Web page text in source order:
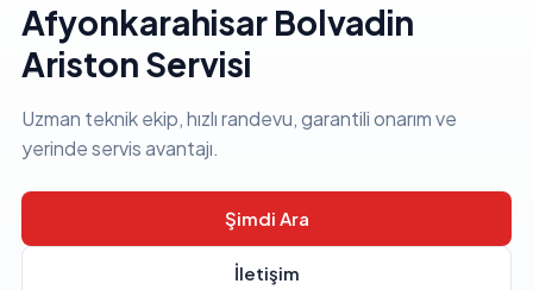
Afyonkarahisar Bolvadin
Ariston Servisi
Uzman teknik ekip, hızlı randevu, garantili onarım ve
yerinde servis avantajı.
Şimdi Ara
İletişim